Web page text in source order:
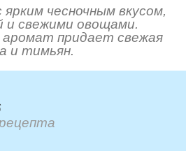
чесночным вкусом,
и свежими овощами.
придает свежая
и тимьян.